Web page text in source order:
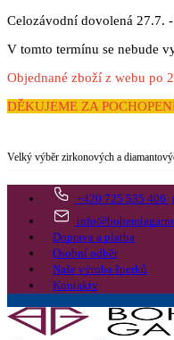
Celozávodní dovolená 27.7.
V tomto termínu se nebude
Objednané zboží z webu po
DĚKUJEME ZA
Velký výběr zirkonových a
+420 725 535 406
Doprava a platba
Osobní odběr
Naše výroba šperků
Kontakty